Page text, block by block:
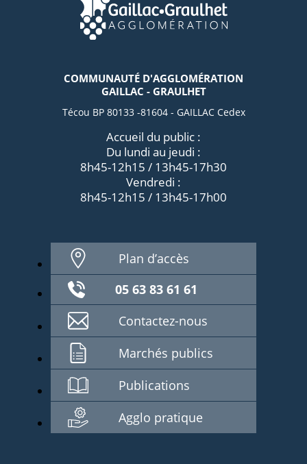
COMMUNAUTÉ D'AGGLOMÉRATION
GAILLAC - GRAULHET
Técou BP 80133 -81604 - GAILLAC Cedex
Accueil du public :
Du lundi au jeudi :
8h45-12h15 / 13h45-17h30
Vendredi :
8h45-12h15 / 13h45-17h00
Plan d’accès
05 63 83 61 61
Contactez-nous
Marchés publics
Publications
Agglo pratique